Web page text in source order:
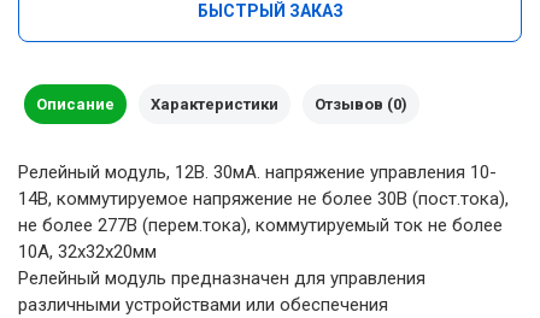
БЫСТРЫЙ ЗАКАЗ
Описание Характеристики Отзывов (0)
Релейный модуль, 12В. 30мА. напряжение управления 10-
14В, коммутируемое напряжение не более 30В (пост.тока),
не более 277В (перем.тока), коммутируемый ток не более
10А, 32х32х20мм
Релейный модуль предназначен для управления
различными устройствами или обеспечения